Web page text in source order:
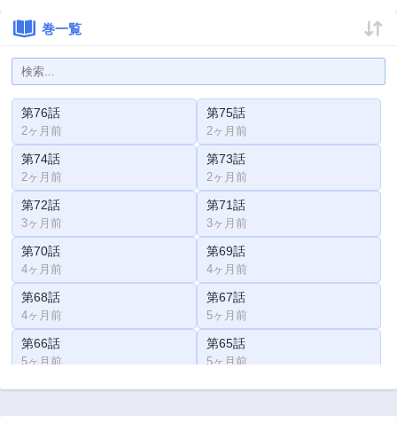
巻一覧
第76話
2ヶ月前
第75話
2ヶ月前
第74話
2ヶ月前
第73話
2ヶ月前
第72話
3ヶ月前
第71話
3ヶ月前
第70話
4ヶ月前
第69話
4ヶ月前
第68話
4ヶ月前
第67話
5ヶ月前
第66話
5ヶ月前
第65話
5ヶ月前
第64話 第63話